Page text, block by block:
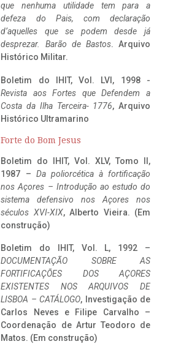
que nenhuma utilidade tem para a
defeza do Pais, com declaração
d’aquelles que se podem desde já
desprezar. Barão de Bastos. Arquivo
Histórico Militar.
Boletim do IHIT, Vol. LVI, 1998 -
Revista aos Fortes que Defendem a
Costa da Ilha Terceira- 1776, Arquivo
Histórico Ultramarino
Forte do Bom Jesus
Boletim do IHIT, Vol. XLV, Tomo II,
1987 – Da poliorcética à fortificação
nos Açores – Introdução ao estudo do
sistema defensivo nos Açores nos
séculos XVI-XIX, Alberto Vieira. (Em
construção)
Boletim do IHIT, Vol. L, 1992 –
DOCUMENTAÇÃO SOBRE AS
FORTIFICAÇÕES DOS AÇORES
EXISTENTES NOS ARQUIVOS DE
LISBOA – CATÁLOGO, Investigação de
Carlos Neves e Filipe Carvalho –
Coordenação de Artur Teodoro de
Matos. (Em construção)